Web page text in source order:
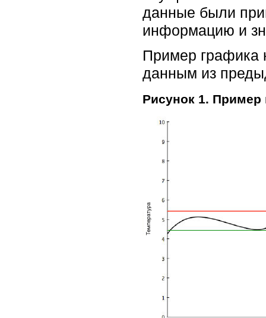
данные были
информацию и
Пример графика
данным из
Рисунок 1. Пример